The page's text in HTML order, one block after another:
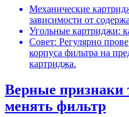
Механические
зависимости от
Угольные картриджи:
Совет: Регулярно
корпуса фильтра на
картриджа.
Верные признаки
менять фильтр